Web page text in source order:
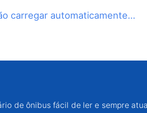
carregar automaticamente…
de ônibus fácil de ler e sempre